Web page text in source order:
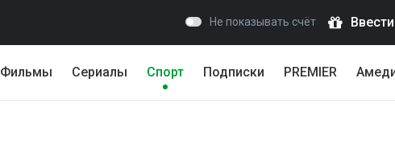
Не показывать счёт
Фильмы Сериалы Спорт Подписки PREMIER